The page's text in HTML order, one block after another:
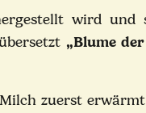
wird und
„Blume
zuerst